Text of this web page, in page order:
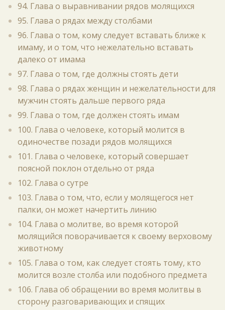
94. Глава о выравнивании рядов молящихся
95. Глава о рядах между столбами
96. Глава о том, кому следует вставать ближе к
имаму, и о том, что нежелательно вставать
далеко от имама
97. Глава о том, где должны стоять дети
98. Глава о рядах женщин и нежелательности для
мужчин стоять дальше первого ряда
99. Глава о том, где должен стоять имам
100. Глава о человеке, который молится в
одиночестве позади рядов молящихся
101. Глава о человеке, который совершает
поясной поклон отдельно от ряда
102. Глава о сутре
103. Глава о том, что, если у молящегося нет
палки, он может начертить линию
104. Глава о молитве, во время которой
молящийся поворачивается к своему верховому
животному
105. Глава о том, как следует стоять тому, кто
молится возле столба или подобного предмета
106. Глава об обращении во время молитвы в
сторону разговаривающих и спящих